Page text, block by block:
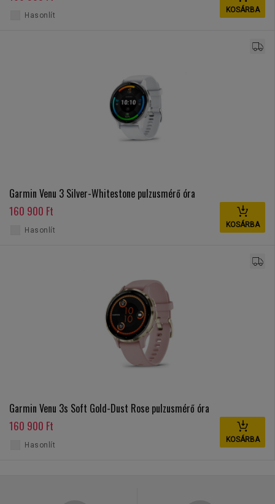
KOSÁRBA
Hasonlít
Garmin Venu 3 Silver-Whitestone pulzusmérő óra
160 900 Ft
KOSÁRBA
Hasonlít
Garmin Venu 3s Soft Gold-Dust Rose pulzusmérő óra
160 900 Ft
KOSÁRBA
Hasonlít